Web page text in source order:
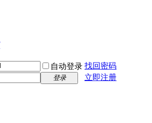
自动登录 找回密码
登录
立即注册